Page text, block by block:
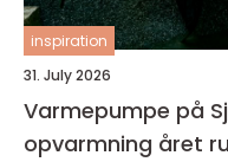
inspiration
31. July 2026
Varmepumpe på
opvarmning året